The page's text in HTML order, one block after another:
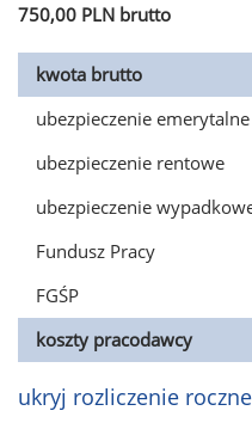
750,00 PLN brutto
kwota brutto
ubezpieczenie emerytalne
ubezpieczenie rentowe
ubezpieczenie
Fundusz Pracy
FGŚP
koszty pracodawcy
ukryj rozliczenie roczne